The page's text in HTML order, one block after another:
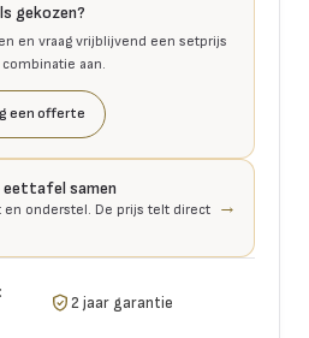
gekozen?
en vraag vrijblijvend een setprijs
aan.
een offerte
eettafel samen
en onderstel. De prijs telt direct →
2 jaar garantie